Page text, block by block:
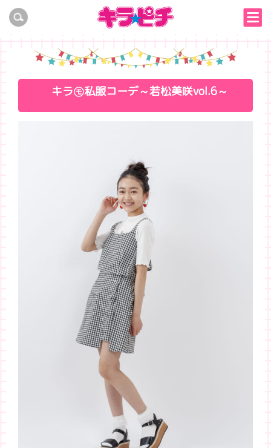
キラ㋲私服コーデ～若松美咲vol.6～